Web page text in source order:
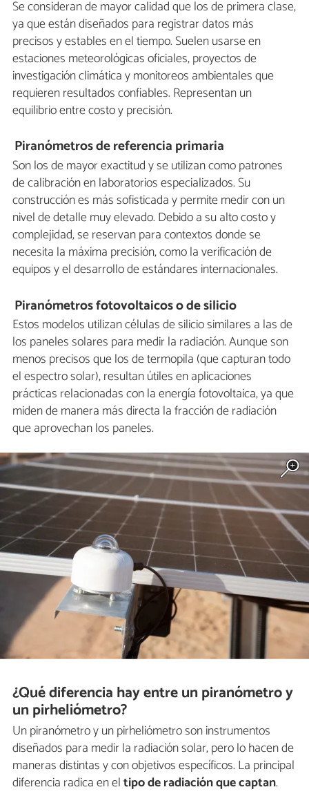
Se consideran de mayor calidad que los de primera clase,
ya que están diseñados para registrar datos más
precisos y estables en el tiempo. Suelen usarse en
estaciones meteorológicas oficiales, proyectos de
investigación climática y monitoreos ambientales que
requieren resultados confiables. Representan un
equilibrio entre costo y precisión.
Piranómetros de referencia primaria
Son los de mayor exactitud y se utilizan como patrones
de calibración en laboratorios especializados. Su
construcción es más sofisticada y permite medir con un
nivel de detalle muy elevado. Debido a su alto costo y
complejidad, se reservan para contextos donde se
necesita la máxima precisión, como la verificación de
equipos y el desarrollo de estándares internacionales.
Piranómetros fotovoltaicos o de silicio
Estos modelos utilizan células de silicio similares a las de
los paneles solares para medir la radiación. Aunque son
menos precisos que los de termopila (que capturan todo
el espectro solar), resultan útiles en aplicaciones
prácticas relacionadas con la energía fotovoltaica, ya que
miden de manera más directa la fracción de radiación
que aprovechan los paneles.
¿Qué diferencia hay entre un piranómetro y
un pirheliómetro?
Un piranómetro y un pirheliómetro son instrumentos
diseñados para medir la radiación solar, pero lo hacen de
maneras distintas y con objetivos específicos. La principal
diferencia radica en eltipo de radiación que captan.